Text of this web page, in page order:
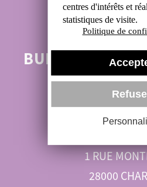
ALEXIS : 06 31
BUREAU :
06 89 52
1 RUE
28000
centres d'intérêts et
statistiques de visite.
Politique de